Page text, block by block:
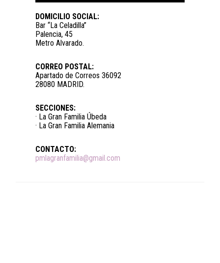
DOMICILIO SOCIAL:
Bar “La Celadilla”
Palencia, 45
Metro Alvarado.
CORREO POSTAL:
Apartado de Correos 36092
28080 MADRID.
SECCIONES:
· La Gran Familia Úbeda
· La Gran Familia Alemania
CONTACTO:
pmlagranfamilia@gmail.com